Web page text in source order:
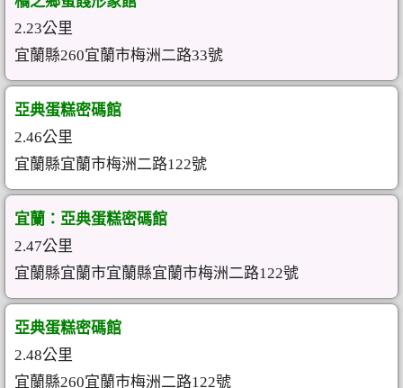
2.23公里
宜蘭縣260宜蘭市梅洲二路33號
亞典蛋糕密碼館
2.46公里
宜蘭縣宜蘭市梅洲二路122號
宜蘭：亞典蛋糕密碼館
2.47公里
宜蘭縣宜蘭市宜蘭縣宜蘭市梅洲二路122號
亞典蛋糕密碼館
2.48公里
宜蘭縣260宜蘭市梅洲二路122號